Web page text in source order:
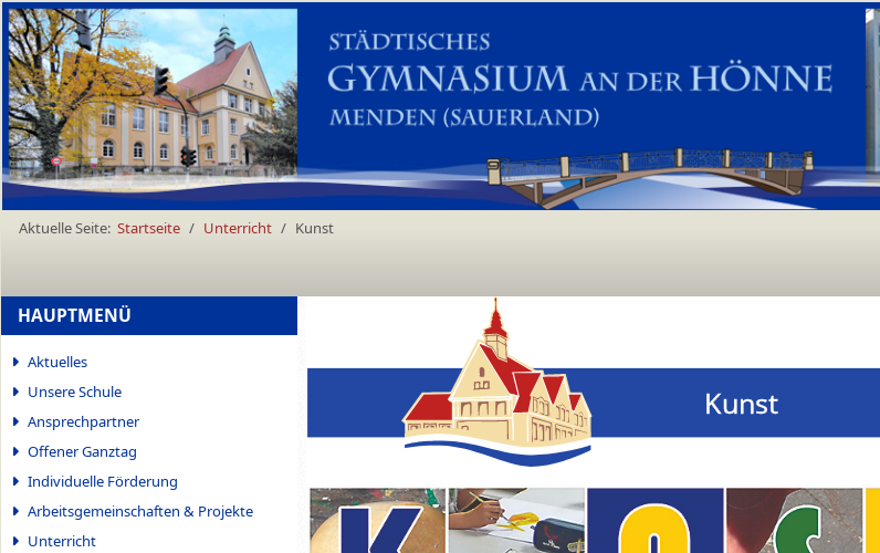
Aktuelle Seite: Startseite Unterricht Kunst
HAUPTMENÜ
Aktuelles
Unsere Schule
Ansprechpartner
Offener Ganztag
Individuelle Förderung
Arbeitsgemeinschaften & Projekte
Unterricht